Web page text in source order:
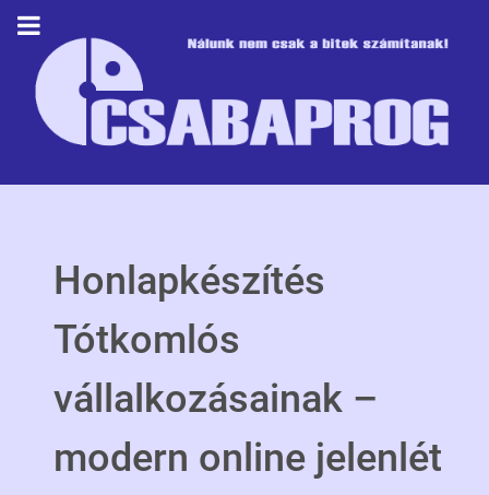
Honlapkészítés
Tótkomlós
vállalkozásainak –
modern online jelenlét